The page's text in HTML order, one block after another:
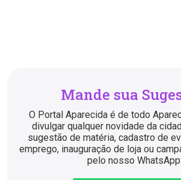
Mande sua
O Portal Aparecida é de todo
divulgar qualquer novidade da
sugestão de matéria, cadastro de
emprego, inauguração de loja ou
pelo nosso WhatsApp: